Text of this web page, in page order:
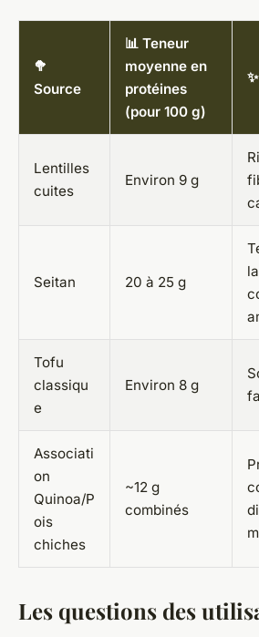
🥦
Source
📊 Teneur
moyenne en
protéines
(pour 100 g)
Lentilles
cuites
Environ 9 g
Seitan 20 à 25 g
Tofu
classiqu
e
Environ 8 g
Associati
on
Quinoa/P
ois
chiches
~12 g
combinés
Les questions des